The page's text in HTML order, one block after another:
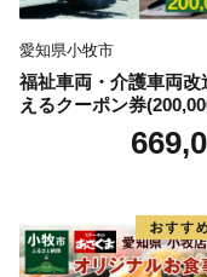
愛知県小牧市
福祉車両・介護車両改
えるクーポン券